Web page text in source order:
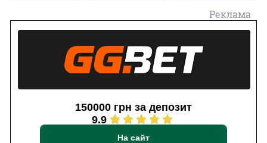
Реклама
150000 грн за депозит
9.9
На сайт